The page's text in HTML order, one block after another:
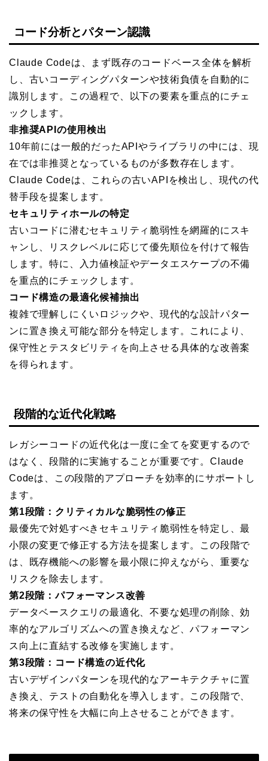
コード分析とパターン認識
Claude Codeは、まず既存のコードベース全体を解析
し、古いコーディングパターンや技術負債を自動的に
識別します。この過程で、以下の要素を重点的にチェ
ックします。
非推奨APIの使用検出
10年前には一般的だったAPIやライブラリの中には、現
在では非推奨となっているものが多数存在します。
Claude Codeは、これらの古いAPIを検出し、現代の代
替手段を提案します。
セキュリティホールの特定
古いコードに潜むセキュリティ脆弱性を網羅的にスキ
ャンし、リスクレベルに応じて優先順位を付けて報告
します。特に、入力値検証やデータエスケープの不備
を重点的にチェックします。
コード構造の最適化候補抽出
複雑で理解しにくいロジックや、現代的な設計パター
ンに置き換え可能な部分を特定します。これにより、
保守性とテスタビリティを向上させる具体的な改善案
を得られます。
段階的な近代化戦略
レガシーコードの近代化は一度に全てを変更するので
はなく、段階的に実施することが重要です。Claude
Codeは、この段階的アプローチを効率的にサポートし
ます。
第1段階：クリティカルな脆弱性の修正
最優先で対処すべきセキュリティ脆弱性を特定し、最
小限の変更で修正する方法を提案します。この段階で
は、既存機能への影響を最小限に抑えながら、重要な
リスクを除去します。
第2段階：パフォーマンス改善
データベースクエリの最適化、不要な処理の削除、効
率的なアルゴリズムへの置き換えなど、パフォーマン
ス向上に直結する改修を実施します。
第3段階：コード構造の近代化
古いデザインパターンを現代的なアーキテクチャに置
き換え、テストの自動化を導入します。この段階で、
将来の保守性を大幅に向上させることができます。